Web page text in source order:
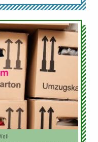
Audio-
Player